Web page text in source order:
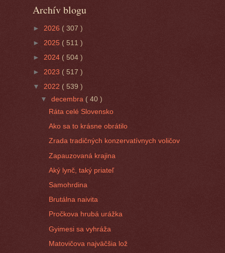
Archív blogu
► 2026 ( 307 )
► 2025 ( 511 )
► 2024 ( 504 )
► 2023 ( 517 )
▼ 2022 ( 539 )
▼decembra ( 40 )
Ráta celé Slovensko
Ako sa to krásne obrátilo
Zrada tradičných konzervatívnych voličov
Zapauzovaná krajina
Aký lynč, taký priateľ
Samohrdina
Brutálna naivita
Pročkova hrubá urážka
Gyimesi sa vyhráža
Matovičova najväčšia lož